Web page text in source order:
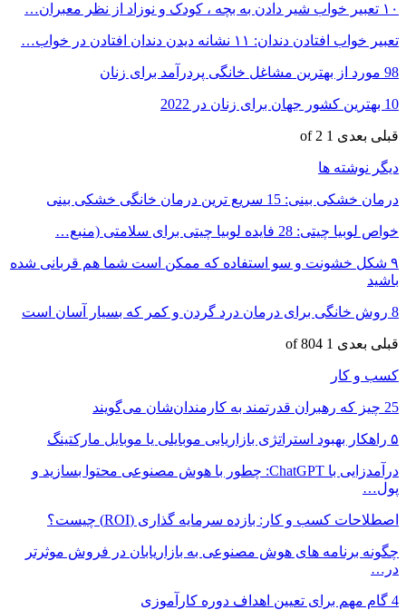
۱۰ تعبیر خواب شیر دادن به بچه ، کودک و نوزاد از نظر معبران…
تعبیر خواب افتادن دندان: ۱۱ نشانه دیدن دندان افتادن در خواب…
98 مورد از بهترین مشاغل خانگی پردرآمد برای زنان
10 بهترین کشور جهان برای زنان در 2022
قبلی بعدی 1 of 2
دیگر نوشته ها
درمان خشکی بینی: 15 سریع ترین درمان خانگی خشکی بینی
خواص لوبیا چیتی: 28 فایده لوبیا چیتی برای سلامتی (منبع…
۹ شکل خشونت و سو استفاده که ممکن است شما هم قربانی شده
باشید
8 روش خانگی برای درمان درد گردن و کمر که بسیار آسان است
قبلی بعدی 1 of 804
کسب و کار
25 چیز که رهبران قدرتمند به کارمندان‌شان می‌گویند
۵ راهکار بهبود استراتژی بازاریابی موبایلی یا موبایل مارکتینگ
درآمدزایی با ChatGPT: چطور با هوش مصنوعی محتوا بسازید و
پول…
اصطلاحات کسب و کار: بازده سرمایه گذاری (ROI) چیست؟
چگونه برنامه های هوش مصنوعی به بازاریابان در فروش موثرتر
در…
4 گام مهم برای تعیین اهداف دوره کارآموزی